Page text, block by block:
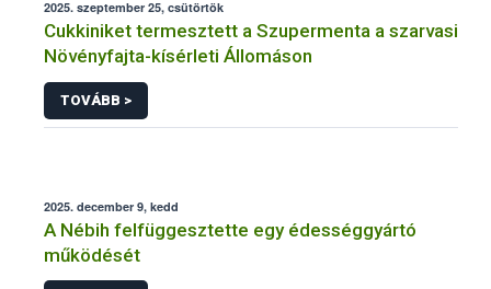
2025. szeptember 25, csütörtök
Cukkiniket termesztett a Szupermenta a szarvasi
Növényfajta-kísérleti Állomáson
TOVÁBB >
2025. december 9, kedd
A Nébih felfüggesztette egy édességgyártó
működését